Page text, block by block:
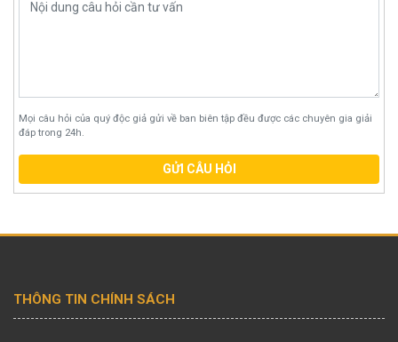
Mọi câu hỏi của quý độc giả gửi về ban biên tập đều được các chuyên gia giải
đáp trong 24h.
GỬI CÂU HỎI
THÔNG TIN CHÍNH SÁCH